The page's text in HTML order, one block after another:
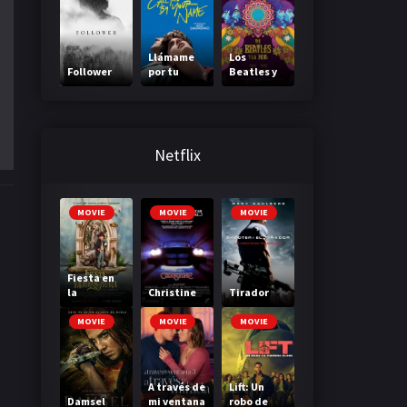
Parte 2
Follower
Llámame
por tu
nombre
Los
Beatles y
la India
Netflix
MOVIE
Fiesta en
la
Madriguer
a
MOVIE
Christine
MOVIE
Tirador
MOVIE
Damsel
MOVIE
A través de
mi ventana
MOVIE
Lift: Un
robo de